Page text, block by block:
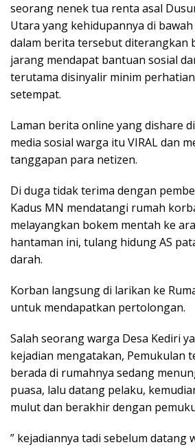
seorang nenek tua renta asal
Utara yang kehidupannya di
dalam berita tersebut diterangkan
jarang mendapat bantuan sosial
terutama disinyalir minim
setempat.
Laman berita online yang dishare
media sosial warga itu VIRAL dan
tanggapan para netizen.
Di duga tidak terima dengan
Kadus MN mendatangi rumah
melayangkan bokem mentah ke
hantaman ini, tulang hidung AS
darah.
Korban langsung di larikan ke
untuk mendapatkan pertolongan.
Salah seorang warga Desa Kediri
kejadian mengatakan, Pemukulan
berada di rumahnya sedang
puasa, lalu datang pelaku,
mulut dan berakhir dengan
” kejadiannya tadi sebelum datang